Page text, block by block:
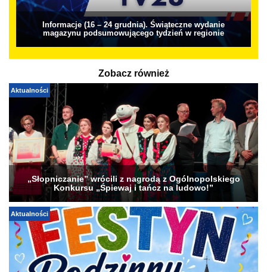
Informacje (16 – 24 grudnia). Świąteczne wydanie
magazynu podsumowującego tydzień w regionie
Zobacz również
Aktualności
„Słopniczanie” wrócili z nagrodą z Ogólnopolskiego
Konkursu „Śpiewaj i tańcz na ludowo!”
Aktualności